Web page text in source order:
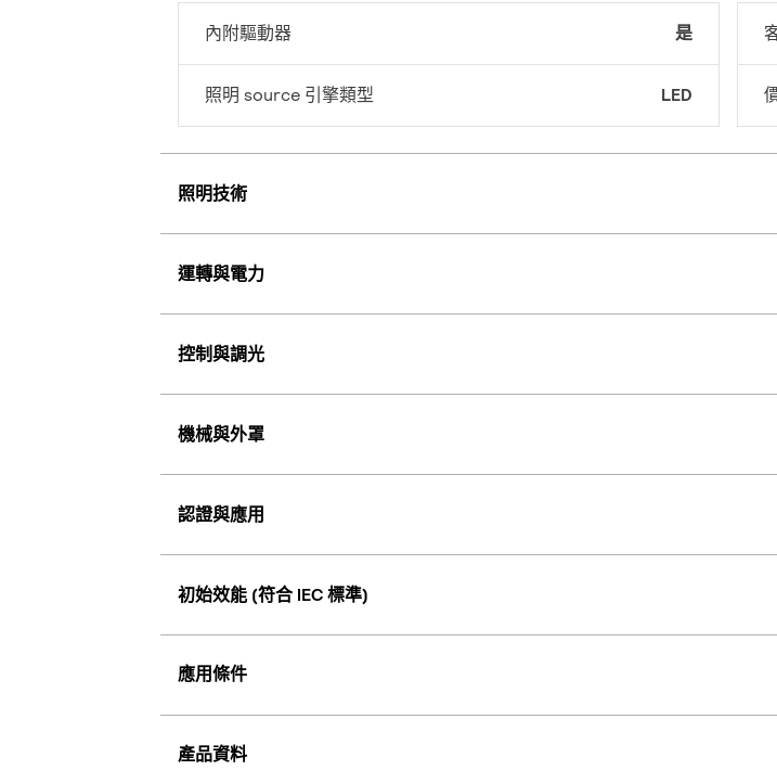
內附驅動器 是
照明 source 引擎類型 LED
照明技術
運轉與電力
控制與調光
機械與外罩
認證與應用
初始效能 (符合 IEC 標準)
應用條件
產品資料